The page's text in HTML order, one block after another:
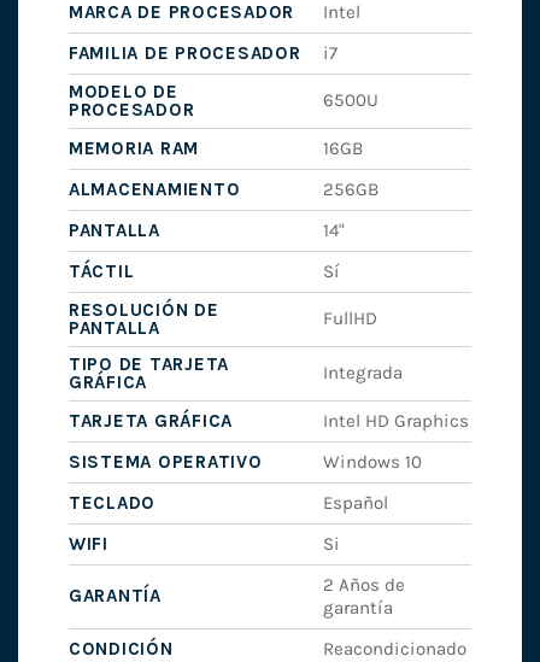
MARCA DE PROCESADOR
Intel
FAMILIA DE PROCESADOR
i7
MODELO DE
PROCESADOR
6500U
MEMORIA RAM
16GB
ALMACENAMIENTO
256GB
PANTALLA
14"
TÁCTIL
Sí
RESOLUCIÓN DE
PANTALLA
FullHD
TIPO DE TARJETA
GRÁFICA
Integrada
TARJETA GRÁFICA
Intel HD Graphics
SISTEMA OPERATIVO
Windows 10
TECLADO
Español
WIFI
Si
GARANTÍA
2 Años de
garantía
CONDICIÓN
Reacondicionado